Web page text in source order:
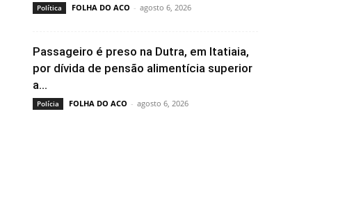
Política FOLHA DO ACO - agosto 6, 2026
Passageiro é preso na Dutra, em Itatiaia,
por dívida de pensão alimentícia superior
a...
Polícia FOLHA DO ACO - agosto 6, 2026